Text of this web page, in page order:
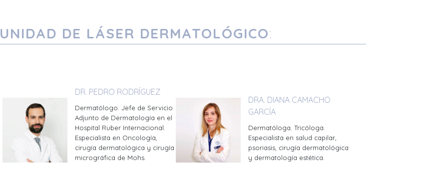
UNIDAD DE LÁSER DERMATOLÓGICO:
DR. PEDRO RODRÍGUEZ
Dermatólogo. Jefe de Servicio
Adjunto de Dermatología en el
Hospital Ruber Internacional.
Especialista en Oncología,
cirugía dermatológica y cirugía
micrográfica de Mohs.
DRA. DIANA CAMACHO
GARCÍA
Dermatóloga. Tricóloga.
Especialista en salud capilar,
psoriasis, cirugía dermatológica
y dermatología estética.